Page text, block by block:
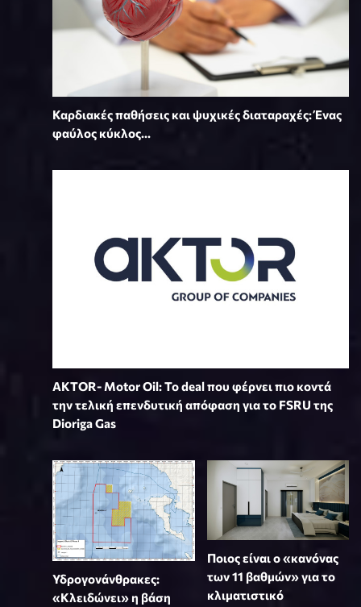
Καρδιακές παθήσεις και ψυχικές διαταραχές: Ένας
φαύλος κύκλος...
ΑKTOR- Motor Oil: Το deal που φέρνει πιο κοντά
την τελική επενδυτική απόφαση για το FSRU της
Dioriga Gas
Υδρογονάνθρακες:
«Κλειδώνει» η βάση
Ποιος είναι ο «κανόνας
των 11 βαθμών» για το
κλιματιστικό